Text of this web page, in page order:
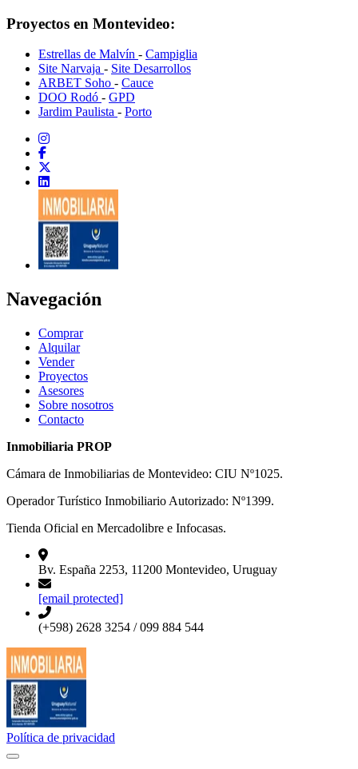
Proyectos en Montevideo:
Estrellas de Malvín - Campiglia
Site Narvaja - Site Desarrollos
ARBET Soho - Cauce
DOO Rodó - GPD
Jardim Paulista - Porto
Navegación
Comprar
Alquilar
Vender
Proyectos
Asesores
Sobre nosotros
Contacto
Inmobiliaria PROP
Cámara de Inmobiliarias de Montevideo: CIU Nº1025.
Operador Turístico Inmobiliario Autorizado: Nº1399.
Tienda Oficial en Mercadolibre e Infocasas.
Bv. España 2253, 11200 Montevideo, Uruguay
[email protected]
(+598) 2628 3254 / 099 884 544
Política de privacidad